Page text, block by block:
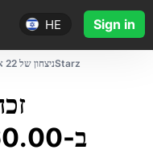
HE Sign in
ניצחון של 22 אלף דולר בפוטבול ב-888Starz